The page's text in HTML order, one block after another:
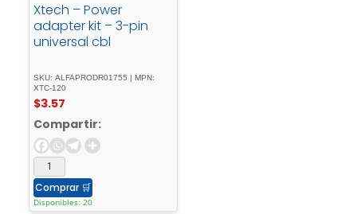
Xtech – Power
adapter kit – 3-pin
universal cbl
SKU: ALFAPRODR01755 | MPN:
XTC-120
$3.57
Compartir:
Comprar 🛒
Disponibles: 20